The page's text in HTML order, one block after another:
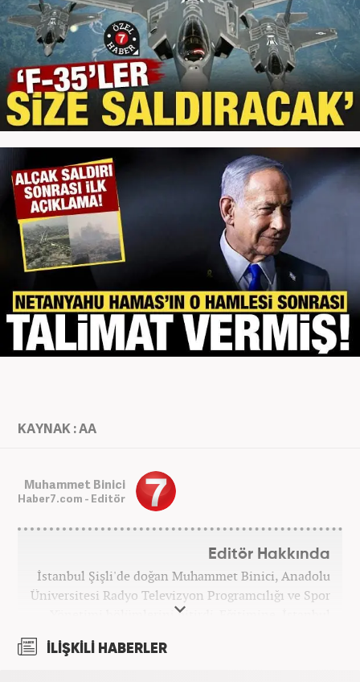
KAYNAK : AA
Muhammet Binici
Haber7.com - Editör
Editör Hakkında
İstanbul Şişli'de doğan Muhammet Binici, Anadolu
Üniversitesi Radyo Televizyon Programcılığı ve Spor
Yönetimi bölümlerini bitirdi. Eğitimine, İstanbul
etmektedir. Gazeteciliğe 2012 yılında yerel haber
İLİŞKİLİ HABERLER